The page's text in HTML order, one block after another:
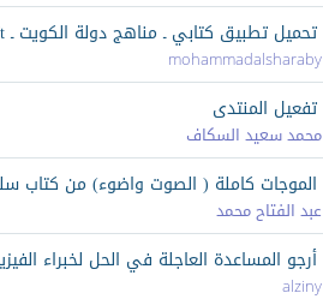
تحميل تطبيق كتابي ـ مناهج دولة الكويت ـ redsoft
mohammadalsharaby
تفعيل المنتدى
محمد سعيد السكاف
الموجات كاملة ( الصوت واضوء) من كتاب
عبد الفتاح محمد
أرجو المساعدة العاجلة في الحل لخبراء
alziny